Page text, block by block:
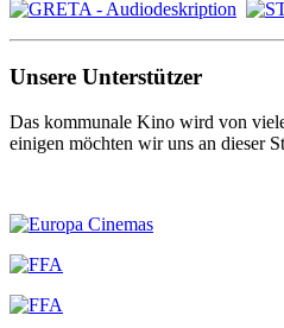
Unsere Unterstützer
Das kommunale Kino wird von
einigen möchten wir uns an dieser